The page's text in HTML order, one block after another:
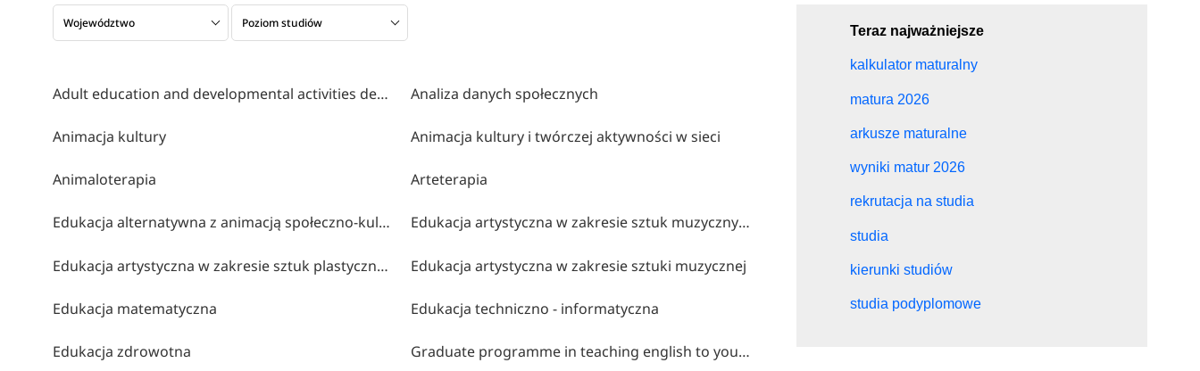
Województwo Poziom studiów
Adult education and developmental activities design Analiza danych społecznych
Animacja kultury Animacja kultury i twórczej aktywności w sieci
Animaloterapia Arteterapia
Edukacja alternatywna z animacją społeczno-kulturalną Edukacja artystyczna w zakresie sztuk muzycznych
Edukacja artystyczna w zakresie sztuk plastycznych Edukacja artystyczna w zakresie sztuki muzycznej
Edukacja matematyczna Edukacja techniczno - informatyczna
Edukacja zdrowotna Graduate programme in teaching english to young learners
Teraz najważniejsze
kalkulator maturalny
matura 2026
arkusze maturalne
wyniki matur 2026
rekrutacja na studia
studia
kierunki studiów
studia podyplomowe